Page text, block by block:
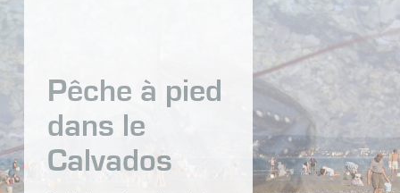
L’espèce du
mois !
🦀 L'espèce du mois 🦀 Autrefois